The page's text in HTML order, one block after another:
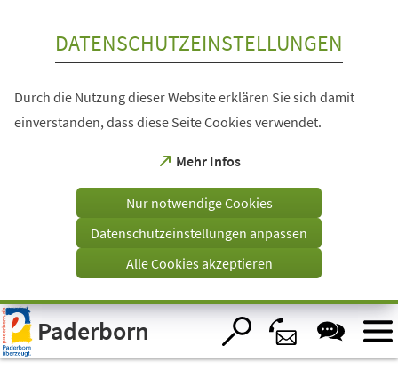
Visuelle
Assistenzsoftware
öffnen.
DATENSCHUTZEINSTELLUNGEN
Durch die Nutzung dieser Website erklären Sie sich damit
einverstanden, dass diese Seite Cookies verwendet.
Mehr Infos
(Öffnet
einem
Tab)
Nur notwendige Cookies
Datenschutzeinstellungen anpassen
Alle Cookies akzeptieren
Paderborn